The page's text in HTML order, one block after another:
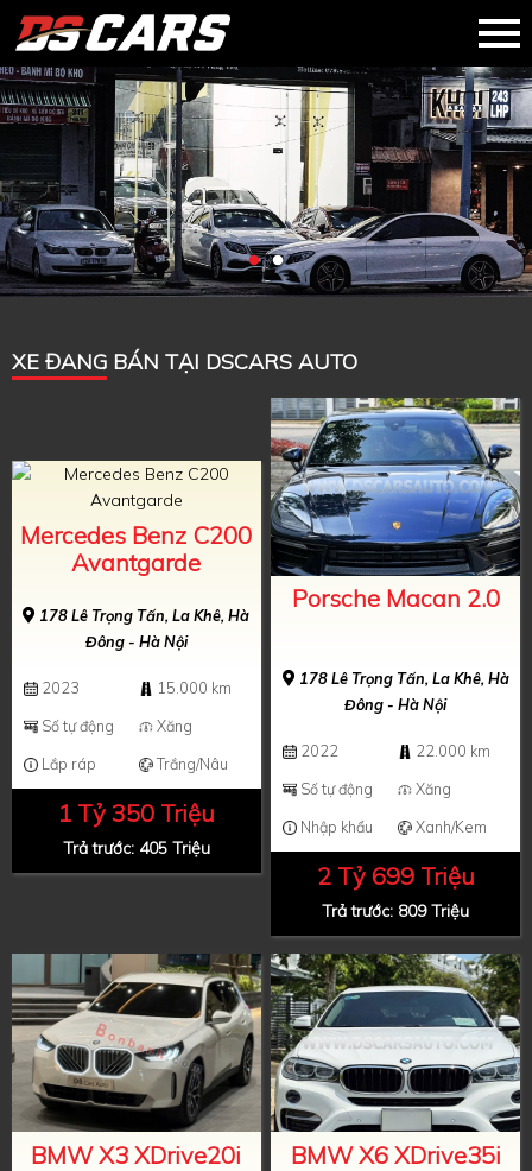
XE ĐANG BÁN TẠI DSCARS AUTO
Mercedes Benz C200
Avantgarde
178 Lê Trọng Tấn, La Khê, Hà
Đông - Hà Nội
2023
15.000 km
Số tự động
Xăng
Lắp ráp
Trắng/Nâu
1 Tỷ 350 Triệu
Trả trước: 405 Triệu
Porsche Macan 2.0
178 Lê Trọng Tấn, La Khê, Hà
Đông - Hà Nội
2022
22.000 km
Số tự động
Xăng
Nhập khẩu
Xanh/Kem
2 Tỷ 699 Triệu
Trả trước: 809 Triệu
BMW X3 XDrive20i BMW X6 XDrive35i